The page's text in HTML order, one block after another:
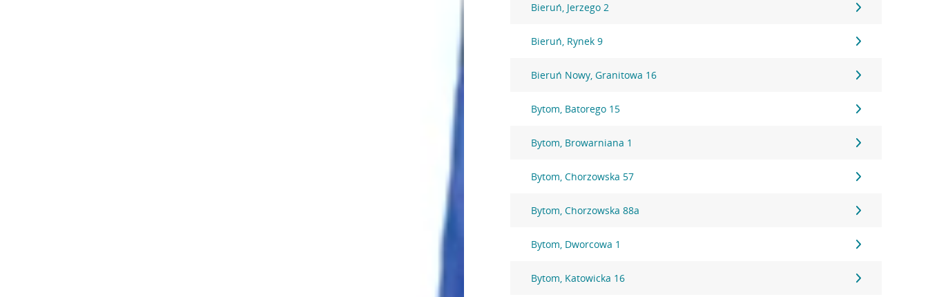
Bieruń, Jerzego 2
Bieruń, Rynek 9
Bieruń Nowy, Granitowa 16
Bytom, Batorego 15
Bytom, Browarniana 1
Bytom, Chorzowska 57
Bytom, Chorzowska 88a
Bytom, Dworcowa 1
Bytom, Katowicka 16